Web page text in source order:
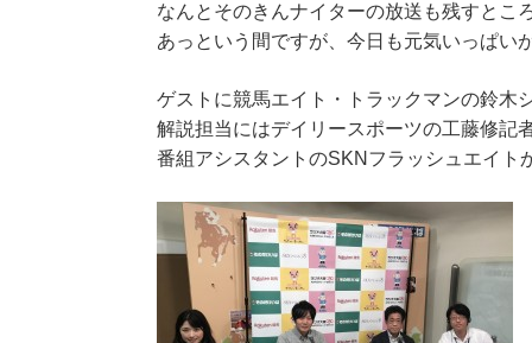
なんとそのきんナイターの放送も残すとこ
あっという間ですが、今日も元気いっぱい
ゲストに競馬エイト・トラックマンの鈴木
解説担当にはデイリースポーツの工藤修記
番組アシスタントのSKNフラッシュエイト